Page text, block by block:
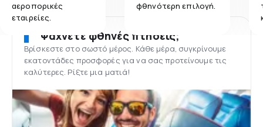
αεροπορικές
εταιρείες.
φθηνότερη επιλογή.
Ψάχνετε φθηνές πτήσεις;
Βρίσκεστε στο σωστό μέρος. Κάθε μέρα, συγκρίνουμε
εκατοντάδες προσφορές για να σας προτείνουμε τις
καλύτερες. Ρίξτε μια ματιά!